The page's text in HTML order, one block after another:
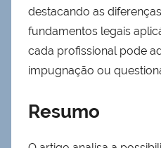
destacando as
fundamentos legais
cada profissional pode
impugnação ou
Resumo